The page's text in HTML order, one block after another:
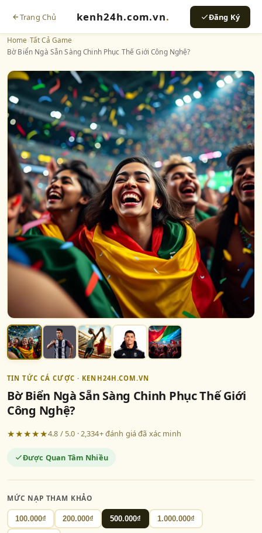
Trang Chủ kenh24h.com.vn. Đăng Ký
Home›Tất Cả Game›
Bờ Biển Ngà Sẵn Sàng Chinh Phục Thế Giới Công Nghệ?
TIN TỨC CÁ CƯỢC · KENH24H.COM.VN
Bờ Biển Ngà Sẵn Sàng Chinh Phục Thế Giới
Công Nghệ?
★★★★★4.8 / 5.0 · 2,334+ đánh giá đã xác minh
Được Quan Tâm Nhiều
MỨC NẠP THAM KHẢO
100.000₫ 200.000₫ 500.000₫ 1.000.000₫